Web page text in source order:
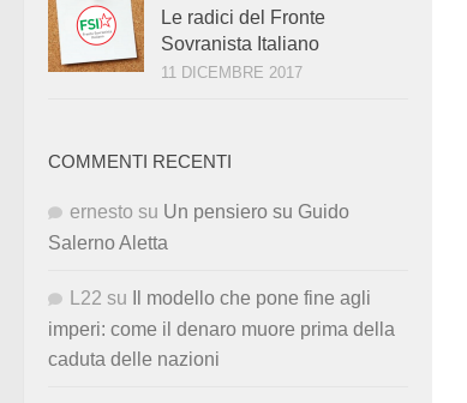
Le radici del Fronte
Sovranista Italiano
11 DICEMBRE 2017
COMMENTI RECENTI
ernesto su Un pensiero su Guido
Salerno Aletta
L22 su
Il modello che pone fine agli
imperi: come il denaro muore prima della
caduta delle nazioni